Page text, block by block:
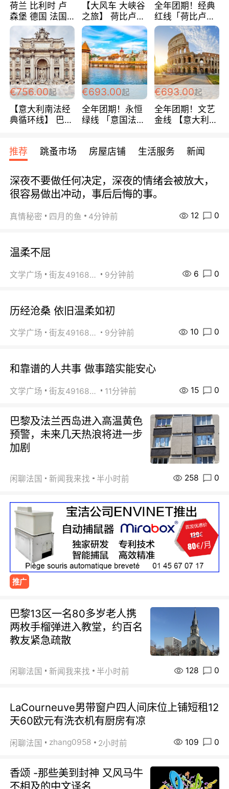
荷兰 比利时 卢
森堡 德国 法国
超爽玩遍西欧 循
环线 全程四星宾
馆 108欧/人/天
【大风车 大峡谷
之旅】 荷比卢德
法 巴黎上下 经
典五国四日游
488欧/人
全年团期！经典
红线「荷比卢德
法」七天循环 五
国 仅售99欧/人/
天！巴黎上下！
包拼房~
€756.00起
【意大利南法经
典循环线】 巴黎
宾馆 108欧/天起
全程756欧/位
€693.00起
全年团期！永恒
绿线 「意国法
欧/天起 ~包拼房
€693.00起
全年团期！文艺
金线 【意大利一
每周铁发！
推荐 跳蚤市场 房屋店铺 生活服务 新闻
深夜不要做任何决定，深夜的情绪会被放大，
很容易做出冲动，事后后悔的事。
真情秘密 四月的鱼 4分钟前 12 0
温柔不屈
文学广场 街友49168527 9分钟前 6 0
历经沧桑 依旧温柔如初
文学广场 街友49168527 9分钟前 10 0
和靠谱的人共事 做事踏实能安心
文学广场 街友49168527 11分钟前 15 0
巴黎及法兰西岛进入高温黄色
预警，未来几天热浪将进一步
加剧
闲聊法国 新闻我来找 半小时前 258 0
推广
巴黎13区一名80多岁老人携
两枚手榴弹进入教堂，约百名
教友紧急疏散
闲聊法国 新闻我来找 半小时前 128 0
LaCourneuve男带窗户四人间床位上铺短租12
天60欧元有洗衣机有厨房有凉
闲聊法国 zhang0958 2小时前 109 0
香颂 -那些美到封神 又风马牛
不相及的中文译名